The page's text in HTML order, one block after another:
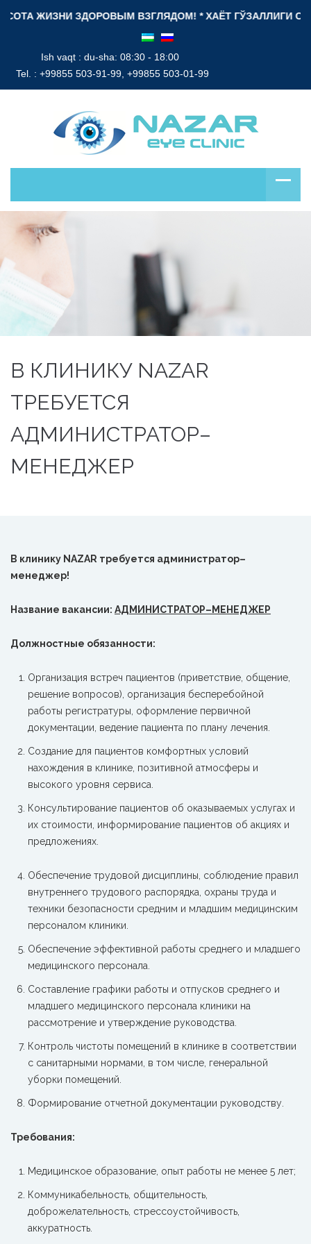
ЖИЗНИ ЗДОРОВЫМ ВЗГЛЯДОМ! * ХАЁТ ГЎЗАЛЛИГИ СОҒЛОМ
Ish vaqt : du-sha: 08:30 - 18:00
Tel. : +99855 503-91-99, +99855 503-01-99
В КЛИНИКУ NAZAR
ТРЕБУЕТСЯ
АДМИНИСТРАТОР–
МЕНЕДЖЕР
В клинику NAZAR требуется администратор–
менеджер!
Название вакансии: АДМИНИСТРАТОР–МЕНЕДЖЕР
Должностные обязанности:
Организация встреч пациентов (приветствие, общение,
решение вопросов), организация бесперебойной
работы регистратуры, оформление первичной
документации, ведение пациента по плану лечения.
Создание для пациентов комфортных условий
нахождения в клинике, позитивной атмосферы и
высокого уровня сервиса.
Консультирование пациентов об оказываемых услугах и
их стоимости, информирование пациентов об акциях и
предложениях.
Обеспечение трудовой дисциплины, соблюдение правил
внутреннего трудового распорядка, охраны труда и
техники безопасности средним и младшим медицинским
персоналом клиники.
Обеспечение эффективной работы среднего и младшего
медицинского персонала.
Составление графики работы и отпусков среднего и
младшего медицинского персонала клиники на
рассмотрение и утверждение руководства.
Контроль чистоты помещений в клинике в соответствии
с санитарными нормами, в том числе, генеральной
уборки помещений.
Формирование отчетной документации руководству.
Требования:
Медицинское образование, опыт работы не менее 5 лет;
Коммуникабельность, общительность,
доброжелательность, стрессоустойчивость,
аккуратность.